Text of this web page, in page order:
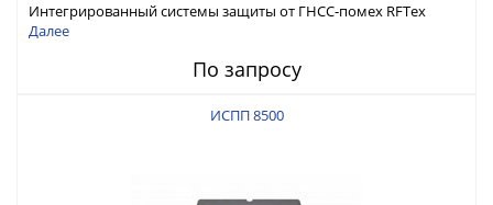
Интегрированный системы защиты от ГНСС-помех RFТех
ИСПП 8600
Далее
По запросу
ИСПП 8500